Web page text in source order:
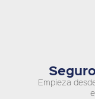
Empieza